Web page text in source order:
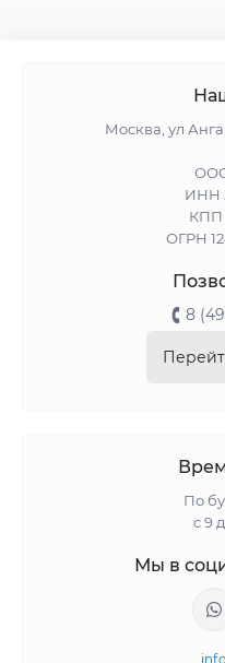
Москва, ул
ИНН
КПП
ОГРН
8
По
с 9
Мы в